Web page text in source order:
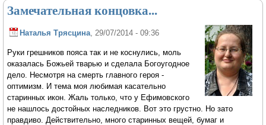
Замечательная концовка...
Наталья Трясцина , 29/07/2014 - 09:36
Руки грешников пояса так и не коснулись, моль
оказалась Божьей тварью и сделала Богоугодное
дело. Несмотря на смерть главного героя -
оптимизм. И тема моя любимая касательно
старинных икон. Жаль только, что у Ефимовского
не нашлось достойных наследников. Вот это грустно. Но зато
правдиво. Действительно, много старинных вещей, бумаг и